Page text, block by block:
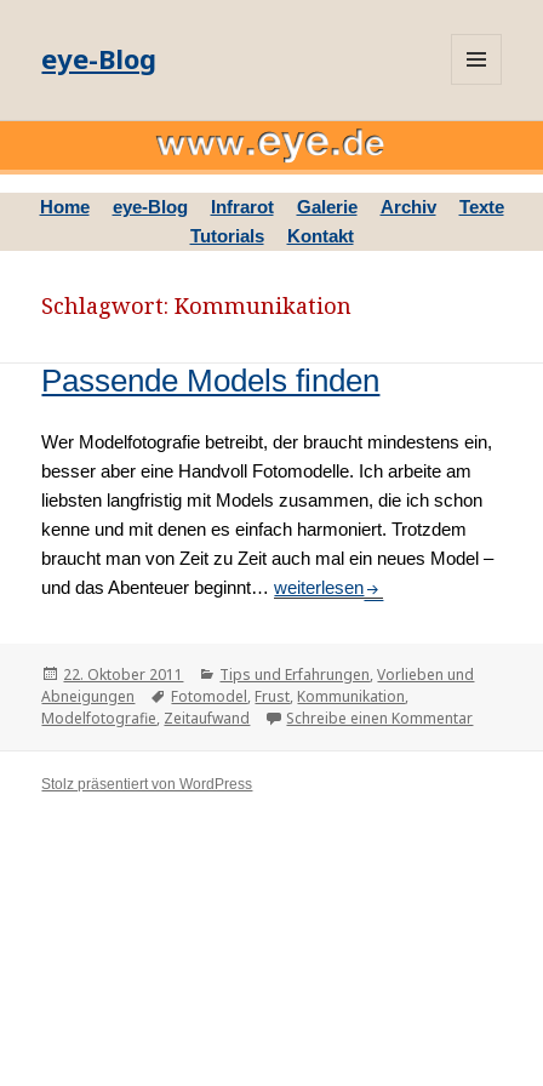
eye-Blog
UND
Home eye-Blog Infrarot Galerie Archiv
Texte
Tutorials
Kontakt
Schlagwort: Kommunikation
Passende Models finden
Wer Modelfotografie betreibt, der braucht mindestens ein,
besser aber eine Handvoll Fotomodelle. Ich arbeite am
liebsten langfristig mit Models zusammen, die ich schon
kenne und mit denen es einfach harmoniert. Trotzdem
braucht man von Zeit zu Zeit auch mal ein neues Model –
und das Abenteuer beginnt…Passende Models finden
weiterlesen
Veröffentlicht
am
22. Oktober 2011 Kategorien
Tips und Erfahrungen,Vorlieben und
Abneigungen
Tags
Fotomodel, Frust, Kommunikation,
Modelfotografie, Zeitaufwand Schreibe einen Kommentar
Stolz präsentiert von WordPress